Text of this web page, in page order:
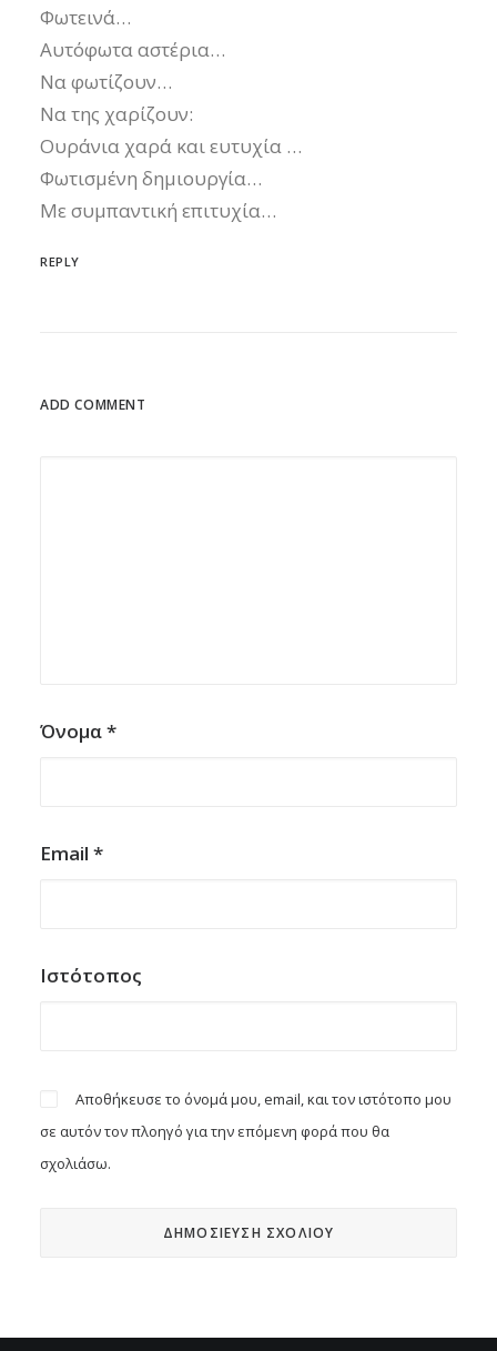
Φωτεινά…
Αυτόφωτα αστέρια…
Να φωτίζουν…
Να της χαρίζουν:
Ουράνια χαρά και ευτυχία …
Φωτισμένη δημιουργία…
Με συμπαντική επιτυχία…
REPLY
ADD COMMENT
Όνομα*
Email *
Ιστότοπος
Αποθήκευσε το όνομά μου, email, και τον ιστότοπο μου
σε αυτόν τον πλοηγό για την επόμενη φορά που θα
σχολιάσω.